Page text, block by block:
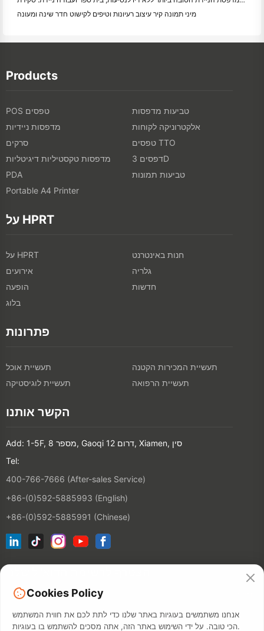
מיני תמונה קיר עיצוב רעיונות וטיפים לקישוט חדר שינה ומעונה
Products
POS טפסים
טביעות מדפסות
מדפסות ניידיות
אלקטרוניקה לקוחות
סרקים
טפסים TTO
מדפסות טקסטיליות דיגיטליות
דפסים 3D
PDA
טביעות תמונות
Portable A4 Printer
על HPRT
על HPRT
חנות באינטרנט
אירועים
גלריה
הופעה
חדשות
בלוג
פתרונות
תעשיית אוכל
תעשיית המכירות הקטנה
תעשיית לוגיסטיקה
תעשיית הרפואה
הקשר אותנו
Add: 1-5F, מספר 8, Gaoqi דרום 12, Xiamen, סין
Tel:
400-766-7666 (After-sales Service)
+86-(0)592-5885993 (English)
+86-(0)592-5885991 (Chinese)
Cookies Policy
אנחנו משתמשים בעוגיות באתר שלנו כדי לתת לכם את חווית המשתמש
הכי טובה. על ידי השימוש באתר הזה, אתה מסכים להשתמש בו בעוגיות.